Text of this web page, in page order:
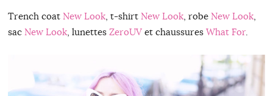
Trench coat New Look, t-shirt New Look, robe New Look,
sac New Look, lunettes ZeroUVet chaussures What For.